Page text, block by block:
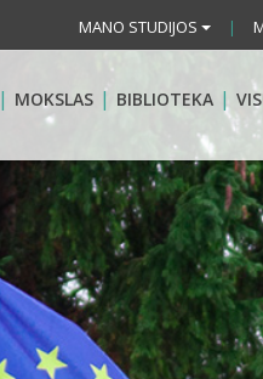
MANO STUDIJOS |
MOKSLAS BIBLIOTEKA